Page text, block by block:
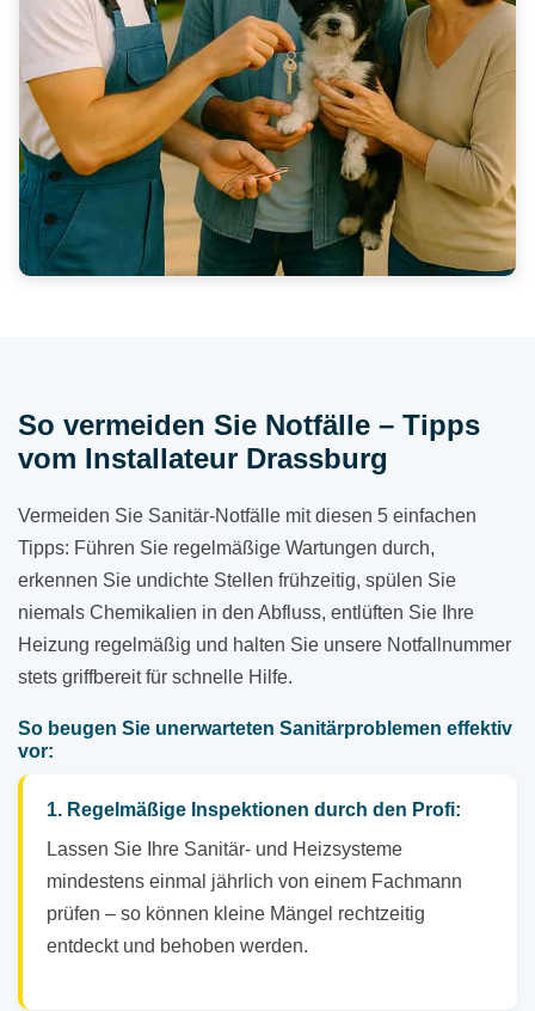
So vermeiden Sie Notfälle – Tipps
vom Installateur Drassburg
Vermeiden Sie Sanitär-Notfälle mit diesen 5 einfachen
Tipps: Führen Sie regelmäßige Wartungen durch,
erkennen Sie undichte Stellen frühzeitig, spülen Sie
niemals Chemikalien in den Abfluss, entlüften Sie Ihre
Heizung regelmäßig und halten Sie unsere Notfallnummer
stets griffbereit für schnelle Hilfe.
So beugen Sie unerwarteten Sanitärproblemen effektiv
vor:
1. Regelmäßige Inspektionen durch den Profi:
Lassen Sie Ihre Sanitär- und Heizsysteme
mindestens einmal jährlich von einem Fachmann
prüfen – so können kleine Mängel rechtzeitig
entdeckt und behoben werden.